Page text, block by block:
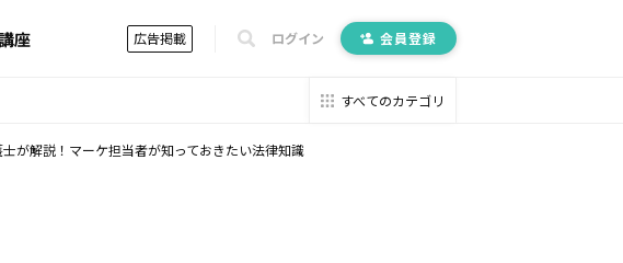
座 広告掲載 ログイン 会員登録
すべてのカテゴリ
が解説！マーケ担当者が知っておきたい法律知識